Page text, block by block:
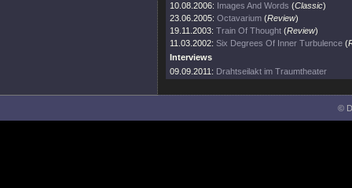
10.08.2006: Images And Words (Classic)
23.06.2005: Octavarium (Review)
19.11.2003: Train Of Thought (Review)
11.03.2002: Six Degrees Of Inner Turbulence (
Interviews
09.09.2011: Drahtseilakt im Traumtheater
©